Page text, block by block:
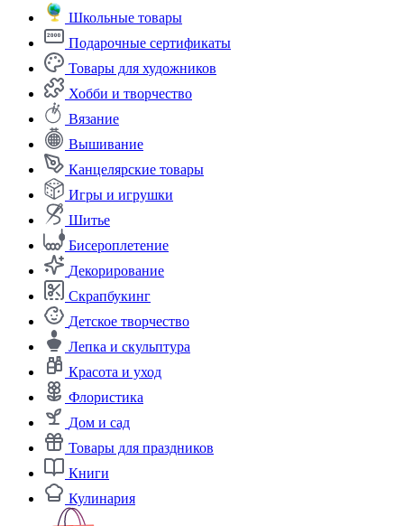
Школьные товары
Подарочные сертификаты
Товары для художников
Хобби и творчество
Вязание
Вышивание
Канцелярские товары
Игры и игрушки
Шитье
Бисероплетение
Декорирование
Скрапбукинг
Детское творчество
Лепка и скульптура
Красота и уход
Флористика
Дом и сад
Товары для праздников
Книги
Кулинария